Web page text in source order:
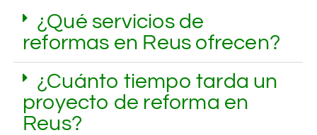
¿Qué servicios de
reformas en Reus ofrecen?
¿Cuánto tiempo tarda un
proyecto de reforma en
Reus?